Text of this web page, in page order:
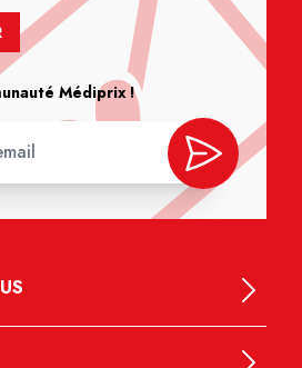
Médiprix !